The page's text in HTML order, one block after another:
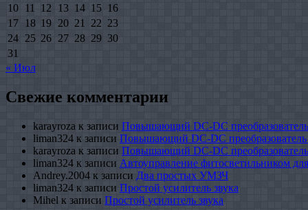
10 11 12 13 14 15 16
17 18 19 20 21 22 23
24 25 26 27 28 29 30
31
« Июл
Свежие комментарии
karayroza к записи Повышающий DC-DC
liman324 к записи Повышающий DC-DC
karayroza к записи Повышающий DC-DC
liman324 к записи Автоуправление фитосветильником
Andrey.2004 к записи Два простых УМЗЧ
liman324 к записи Простой усилитель звука
Mihel к записи Простой усилитель звука